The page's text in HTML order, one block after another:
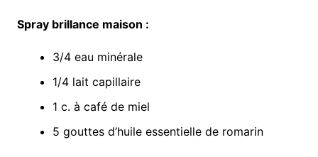
Spray brillance maison :
3/4 eau minérale
1/4 lait capillaire
1 c. à café de miel
5 gouttes d’huile essentielle de romarin